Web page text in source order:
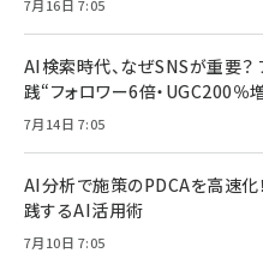
7月16日 7:05
AI検索時代、なぜSNSが重要？
践“フォロワー6倍・UGC200％
7月14日 7:05
AI分析で施策のPDCAを高速
践するAI活用術
7月10日 7:05